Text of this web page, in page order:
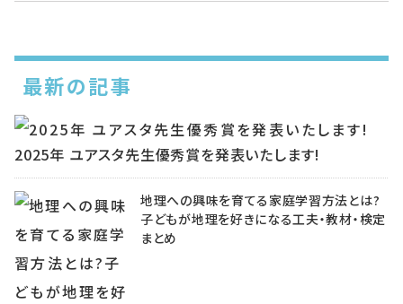
最新の記事
2025年 ユアスタ先生優秀賞を発表いたします!
地理への興味を育てる家庭学習方法とは?
子どもが地理を好きになる工夫・教材・検定
まとめ